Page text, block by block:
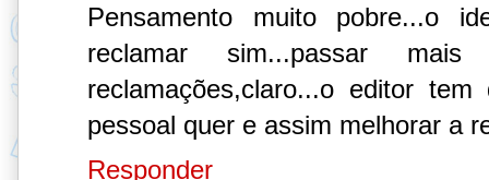
Pensamento muito pobre...o
reclamar sim...passar
reclamações,claro...o editor
pessoal quer e assim melhorar a
Responder